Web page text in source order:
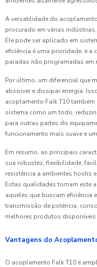
A versatilidade do
procurado em várias
Ele pode ser aplicado em
eficiência é uma prioridade, e
paradas não programadas em
Por último, um diferencial que
absorver e dissipar energia.
acoplamento Falk T10
sistema como um todo,
para outras partes do
funcionamento mais suave e
Em resumo, as principais
sua robustez, flexibilidade,
resistência a ambientes hostis
Estas qualidades tornam este
aqueles que buscam eficiência
transmissão de potência,
melhores produtos
Vantagens do
O acoplamento Falk T10 é